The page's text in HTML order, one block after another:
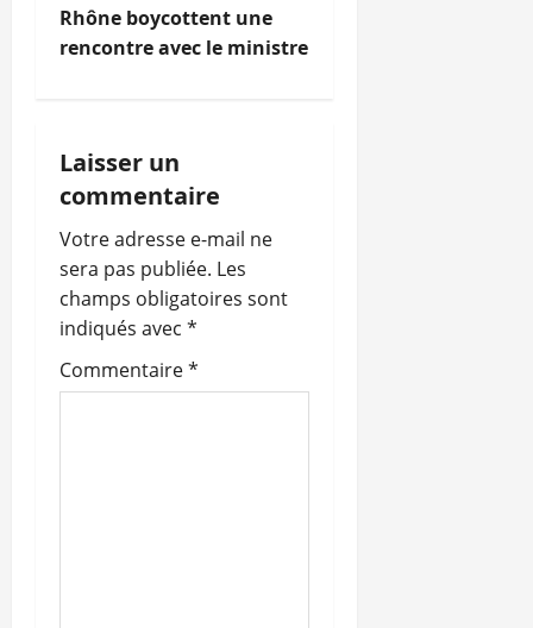
g
t
i
o
n
d
’
Rhône boycottent une
rencontre avec le ministre
Laisser un
commentaire
Votre adresse e-mail ne
sera pas publiée. Les
champs obligatoires sont
indiqués avec *
Commentaire*